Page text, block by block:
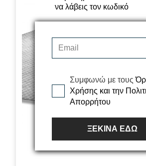
να λάβεις τον κωδικό
Συμφωνώ με τους
Χρήσης και την
Απορρήτου
ΞΕΚΙΝΑ ΕΔΩ